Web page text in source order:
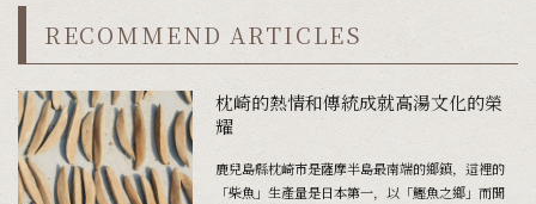
RECOMMEND ARTICLES
枕崎的熱情和傳統成就高湯文化的榮
耀
鹿兒島縣枕崎市是薩摩半島最南端的鄉鎮，這裡的
「柴魚」生產量是日本第一，以「鰹魚之鄉」而聞